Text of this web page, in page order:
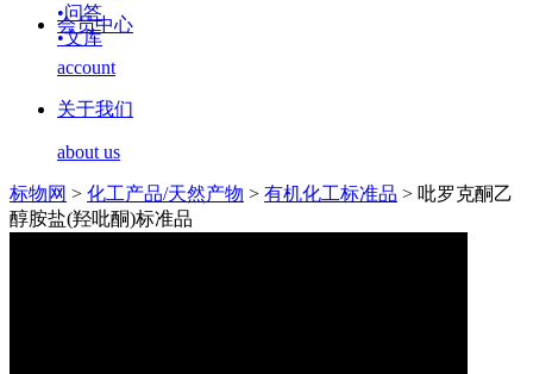
•问答
•文库
会员中心
account
关于我们
about us
标物网 > 化工产品/天然产物 > 有机化工标准品 > 吡罗克酮乙
醇胺盐(羟吡酮)标准品